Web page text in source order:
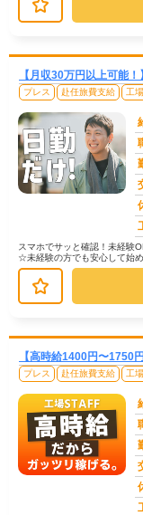
【月収30万円以上可能
プレス 赴任旅費支給 工
スマホでサッと確認！未経験
☆未経験の方でも安心して始
的には…→ウレタンシートの
【高時給1400円〜1750
プレス 赴任旅費支給 工